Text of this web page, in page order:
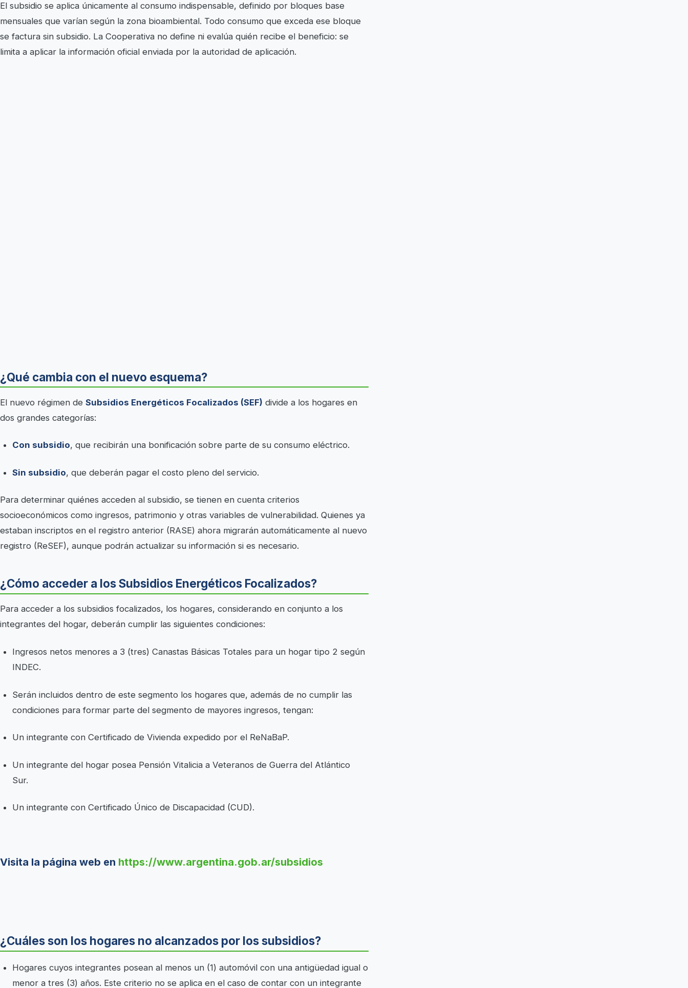
El subsidio se aplica únicamente al consumo indispensable, definido por bloques base
mensuales que varían según la zona bioambiental. Todo consumo que exceda ese bloque
se factura sin subsidio. La Cooperativa no define ni evalúa quién recibe el beneficio: se
limita a aplicar la información oficial enviada por la autoridad de aplicación.
¿Qué cambia con el nuevo esquema?
El nuevo régimen de Subsidios Energéticos Focalizados (SEF) divide a los hogares en
dos grandes categorías:
Con subsidio, que recibirán una bonificación sobre parte de su consumo eléctrico.
Sin subsidio, que deberán pagar el costo pleno del servicio.
Para determinar quiénes acceden al subsidio, se tienen en cuenta criterios
socioeconómicos como ingresos, patrimonio y otras variables de vulnerabilidad. Quienes ya
estaban inscriptos en el registro anterior (RASE) ahora migrarán automáticamente al nuevo
registro (ReSEF), aunque podrán actualizar su información si es necesario.
¿Cómo acceder a los Subsidios Energéticos Focalizados?
Para acceder a los subsidios focalizados, los hogares, considerando en conjunto a los
integrantes del hogar, deberán cumplir las siguientes condiciones:
Ingresos netos menores a 3 (tres) Canastas Básicas Totales para un hogar tipo 2 según
INDEC.
Serán incluidos dentro de este segmento los hogares que, además de no cumplir las
condiciones para formar parte del segmento de mayores ingresos, tengan:
Un integrante con Certificado de Vivienda expedido por el ReNaBaP.
Un integrante del hogar posea Pensión Vitalicia a Veteranos de Guerra del Atlántico
Sur.
Un integrante con Certificado Único de Discapacidad (CUD).
Visita la página web en https://www.argentina.gob.ar/subsidios
¿Cuáles son los hogares no alcanzados por los subsidios?
Hogares cuyos integrantes posean al menos un (1) automóvil con una antigüedad igual o
menor a tres (3) años. Este criterio no se aplica en el caso de contar con un integrante